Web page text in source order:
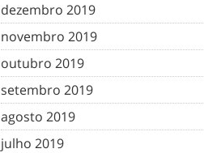
dezembro 2019
novembro 2019
outubro 2019
setembro 2019
agosto 2019
julho 2019